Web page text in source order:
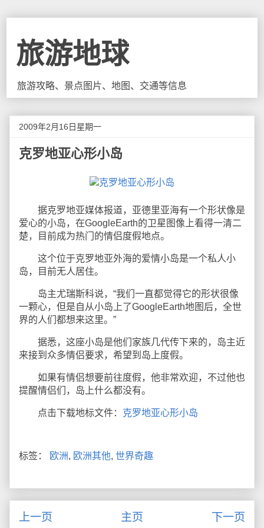
旅游地球
旅游攻略、景点图片、地图、交通等信息
2009年2月16日星期一
克罗地亚心形小岛
据克罗地亚媒体报道，亚德里亚海有一个形状像是
爱心的小岛，在GoogleEarth的卫星图像上看得一清二
楚，目前成为热门的情侣度假地点。
这个位于克罗地亚外海的爱情小岛是一个私人小
岛，目前无人居住。
岛主尤瑞斯科说，“我们一直都觉得它的形状很像
一颗心，但是自从小岛上了GoogleEarth地图后，全世
界的人们都想来这里。”
据悉，这座小岛是他们家族几代传下来的，岛主近
来接到众多情侣要求，希望到岛上度假。
如果有情侣想要前往度假，他非常欢迎，不过他也
提醒情侣们，岛上什么都没有。
点击下载地标文件： 克罗地亚心形小岛
标签： 欧洲, 欧洲其他, 世界奇趣
上一页 下一页
主页